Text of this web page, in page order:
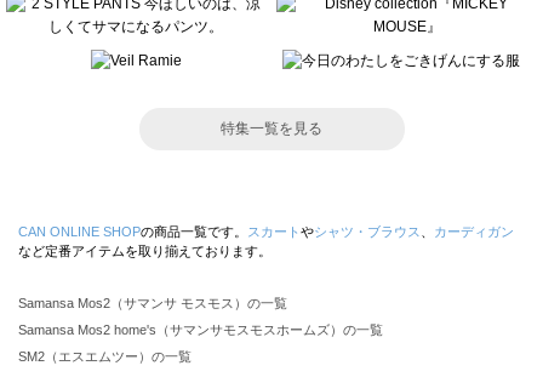
特集一覧を見る
CAN ONLINE SHOPの商品一覧です。 スカート やシャツ・ブラウス
カーディガン
など定番アイテムを取り揃えております。
Samansa Mos2（サマンサ モスモス）の一覧
Samansa Mos2 home's（サマンサモスモスホームズ）の一覧
SM2（エスエムツー）の一覧